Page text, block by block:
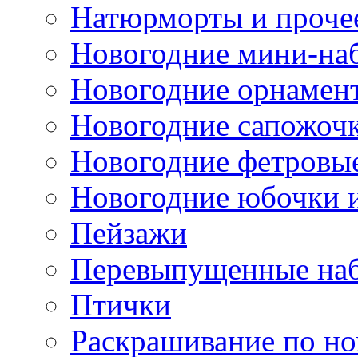
Натюрморты и
Новогодние мини-
Новогодние
Новогодние
Новогодние
Новогодние юбочки
Пейзажи
Перевыпущенные
Птички
Раскрашивание по